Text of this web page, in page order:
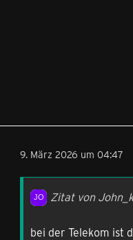
9. März 2026 um 04:47
Zitat von
bei der Telekom ist